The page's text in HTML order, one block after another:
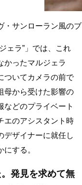
・サンローラン風の
ェラ”」では、これ
かったマルジェラ
ついてカメラの前で
母から受けた影響の
などのプライベート
エのアシスタント時
デザイナーに就任し
する。
発見を求めて無